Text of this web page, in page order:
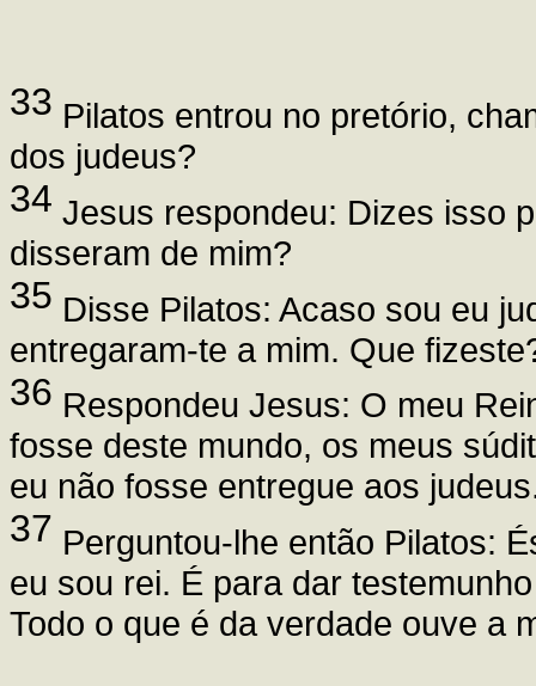
33 Pilatos entrou no pretório,
dos judeus?
34 Jesus respondeu: Dizes isso
disseram de mim?
35 Disse Pilatos: Acaso sou eu
entregaram-te a mim. Que
36 Respondeu Jesus: O meu
fosse deste mundo, os meus
eu não fosse entregue aos
37 Perguntou-lhe então Pilatos:
eu sou rei. É para dar
Todo o que é da verdade ouve a